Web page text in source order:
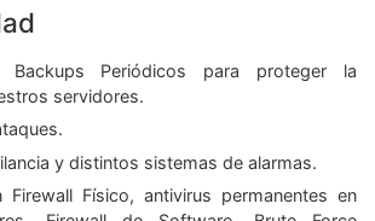
Periódicos para proteger la
servidores.
y distintos sistemas de alarmas.
Físico, antivirus permanentes en